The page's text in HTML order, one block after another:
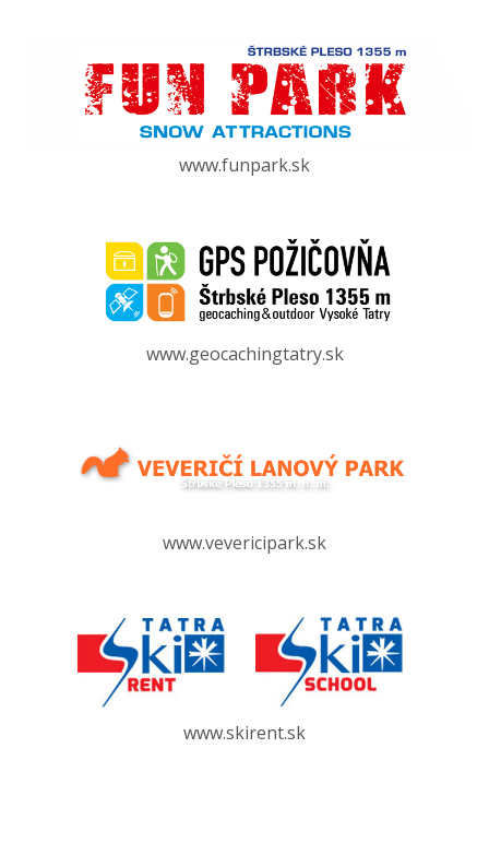
www.funpark.sk
www.geocachingtatry.sk
www.vevericipark.sk
www.skirent.sk